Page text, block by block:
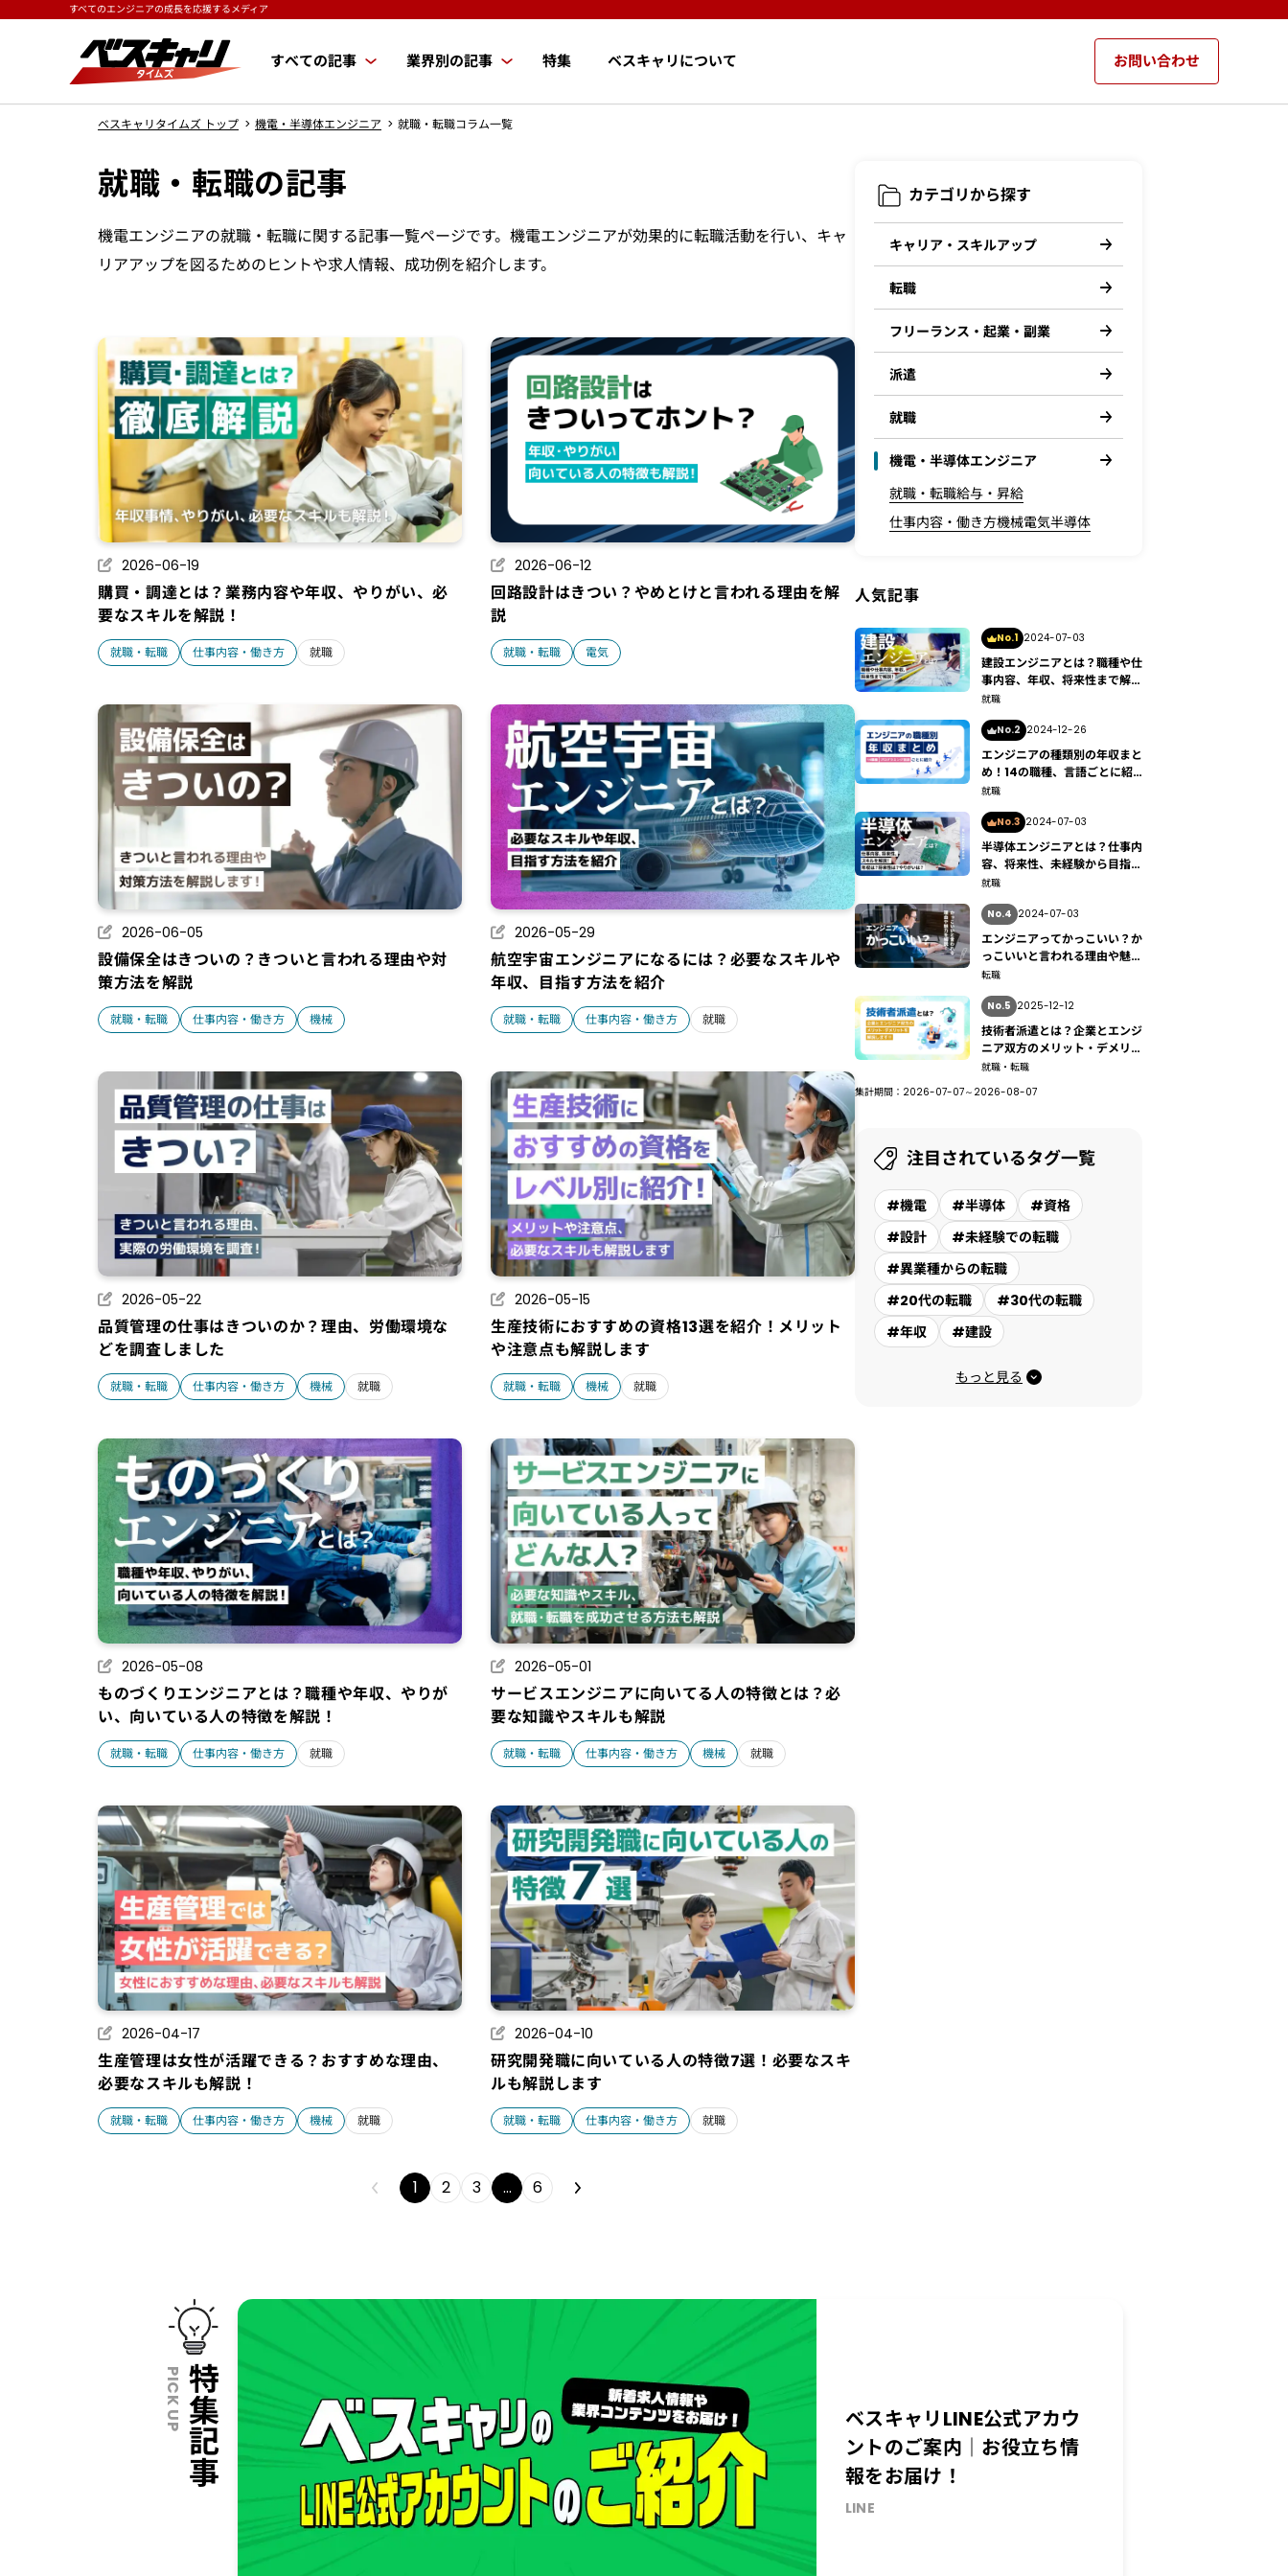
すべてのエンジニアの成長を応援するメディア
すべての記事 業界別の記事 特集 ベスキャリについて お問い合わせ
ベスキャリタイムズ トップ 機電・半導体エンジニア 就職・転職コラム一覧
就職・転職の記事
機電エンジニアの就職・転職に関する記事一覧ページです。機電エンジニアが効果的に転職活動を行い、キャ
リアアップを図るためのヒントや求人情報、成功例を紹介します。
2026-06-19
購買・調達とは？業務内容や年収、やりがい、必
要なスキルを解説！
就職・転職 仕事内容・働き方 就職
2026-06-12
回路設計はきつい？やめとけと言われる理由を解
説
就職・転職 電気
2026-06-05
設備保全はきついの？きついと言われる理由や対
策方法を解説
就職・転職 仕事内容・働き方 機械
2026-05-29
航空宇宙エンジニアになるには？必要なスキルや
年収、目指す方法を紹介
就職・転職 仕事内容・働き方 就職
2026-05-22
品質管理の仕事はきついのか？理由、労働環境な
どを調査しました
就職・転職 仕事内容・働き方 機械 就職
2026-05-15
生産技術におすすめの資格13選を紹介！メリット
や注意点も解説します
就職・転職 機械 就職
2026-05-08
ものづくりエンジニアとは？職種や年収、やりが
い、向いている人の特徴を解説！
就職・転職 仕事内容・働き方 就職
2026-05-01
サービスエンジニアに向いてる人の特徴とは？必
要な知識やスキルも解説
就職・転職 仕事内容・働き方 機械 就職
2026-04-17
生産管理は女性が活躍できる？おすすめな理由、
必要なスキルも解説！
就職・転職 仕事内容・働き方 機械 就職
2026-04-10
研究開発職に向いている人の特徴7選！必要なスキ
ルも解説します
就職・転職 仕事内容・働き方 就職
1 2 3 … 6
カテゴリから探す
キャリア・スキルアップ
転職
フリーランス・起業・副業
派遣
就職
機電・半導体エンジニア
就職・転職給与・昇給
仕事内容・働き方機械電気半導体
人気記事
No.1 2024-07-03
建設エンジニアとは？職種や仕
事内容、年収、将来性まで解説
します
就職
No.2 2024-12-26
エンジニアの種類別の年収まと
め！14の職種、言語ごとに紹
介
就職
No.3 2024-07-03
半導体エンジニアとは？仕事内
容、将来性、未経験から目指す
方法も解説
就職
No.4 2024-07-03
エンジニアってかっこいい？か
っこいいと言われる理由や魅力
を解説
転職
No.5 2025-12-12
技術者派遣とは？企業とエンジ
ニア双方のメリット・デメリッ
トを解説
就職・転職
集計期間：2026-07-07～2026-08-07
注目されているタグ一覧
#機電 #半導体
#資格
#設計
#未経験での転職
#異業種からの転職
#20代の転職
#30代の転職
#年収
#建設
もっと見る
特集記事
PICK UP
ベスキャリLINE公式アカウ
ントのご案内｜お役立ち情
報をお届け！
LINE